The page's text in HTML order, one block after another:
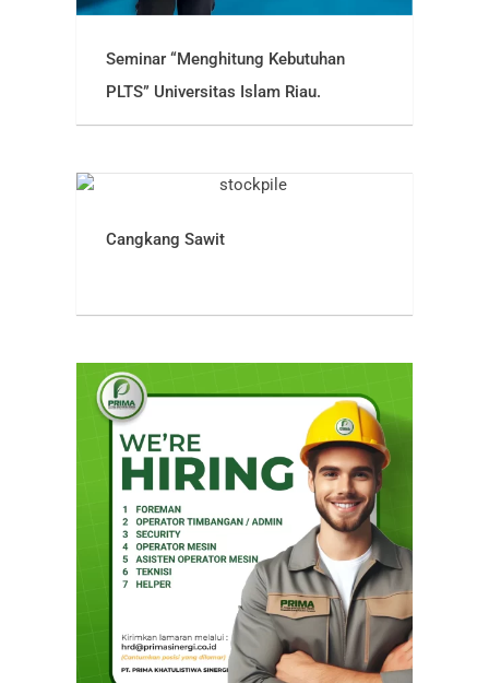
Seminar “Menghitung Kebutuhan
PLTS” Universitas Islam Riau.
Cangkang Sawit